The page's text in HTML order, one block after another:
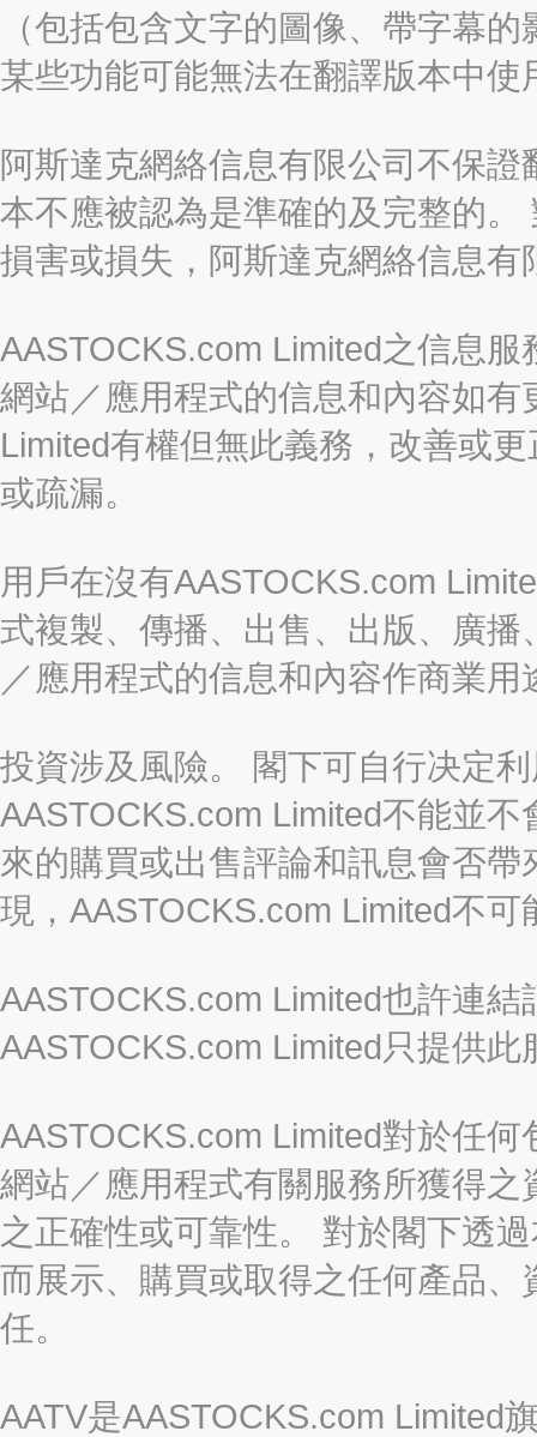
（包括包含文字的圖像、帶字幕
某些功能可能無法在翻譯版本中使
阿斯達克網絡信息有限公司不保
本不應被認為是準確的及完整的
損害或損失，阿斯達克網絡信息
AASTOCKS.com Limited之信息
網站／應用程式的信息和內容如
Limited有權但無此義務，改善或
或疏漏。
用戶在沒有AASTOCKS.com
式複製、傳播、出售、出版、廣
／應用程式的信息和內容作商業用
投資涉及風險。 閣下可自行决定
AASTOCKS.com Limited不能並
來的購買或出售評論和訊息會否
現，AASTOCKS.com Limited不
AASTOCKS.com Limited也許連
AASTOCKS.com Limited只提供
AASTOCKS.com Limited對於任
網站／應用程式有關服務所獲得
之正確性或可靠性。 對於閣下透
而展示、購買或取得之任何產品
任。
AATV是AASTOCKS.com Limited